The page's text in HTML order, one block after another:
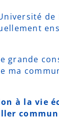
de
grande
à la vie